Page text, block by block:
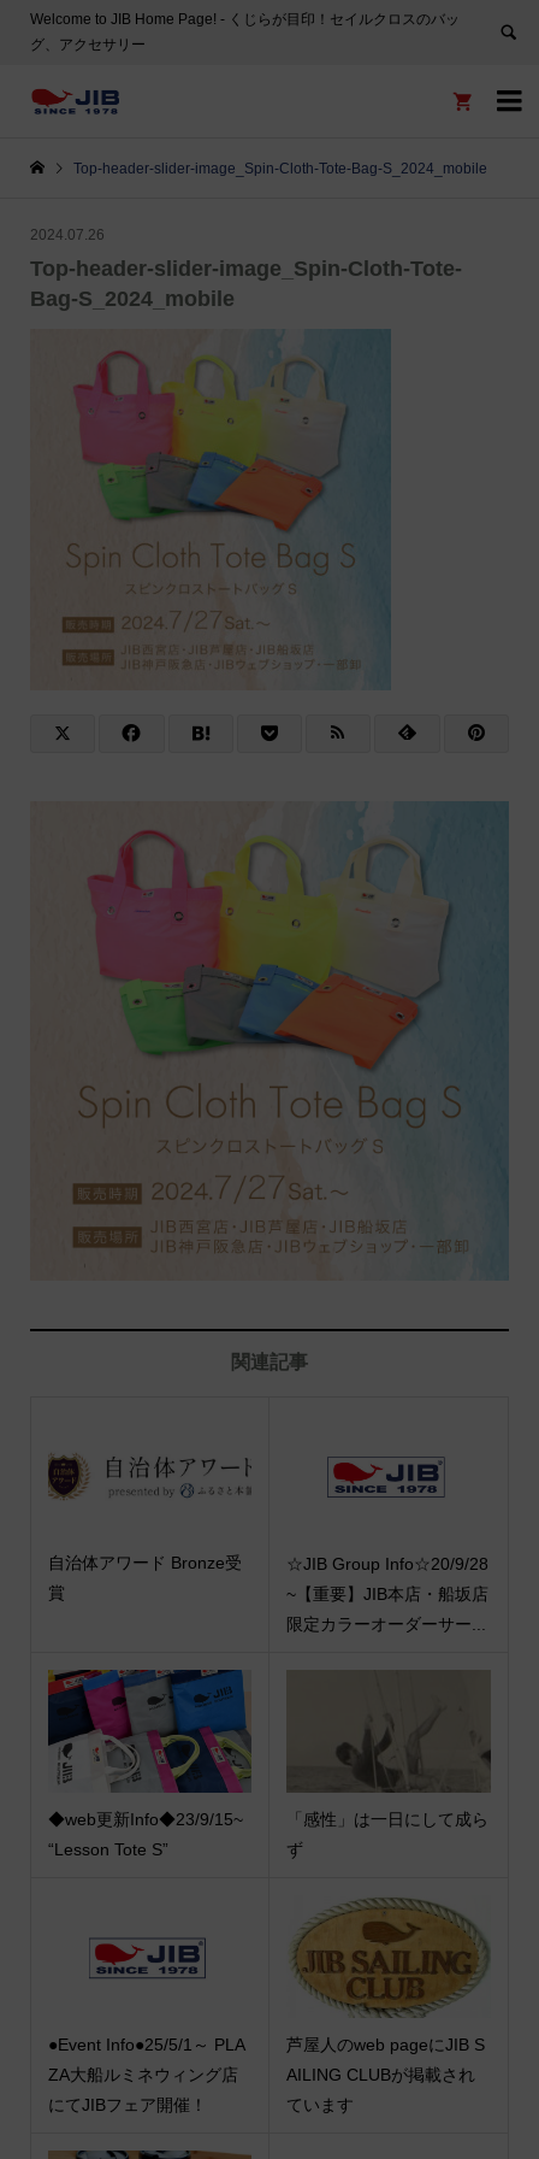
Welcome to JIB Home Page! ‐ くじらが目印！セイルクロスのバッ
グ、アクセサリー


Top-header-slider-image_Spin-Cloth-Tote-Bag-S_2024_mobile
2024.07.26
Top-header-slider-image_Spin-Cloth-Tote-
Bag-S_2024_mobile
関連記事
自治体アワード Bronze受
賞
☆JIB Group Info☆20/9/28
~【重要】JIB本店・船坂店
限定カラーオーダーサー...
◆web更新Info◆23/9/15~
“Lesson Tote S”
「感性」は一日にして成ら
ず
●Event Info●25/5/1～ PLA
ZA大船ルミネウィング店
にてJIBフェア開催！
芦屋人のweb pageにJIB S
AILING CLUBが掲載され
ています